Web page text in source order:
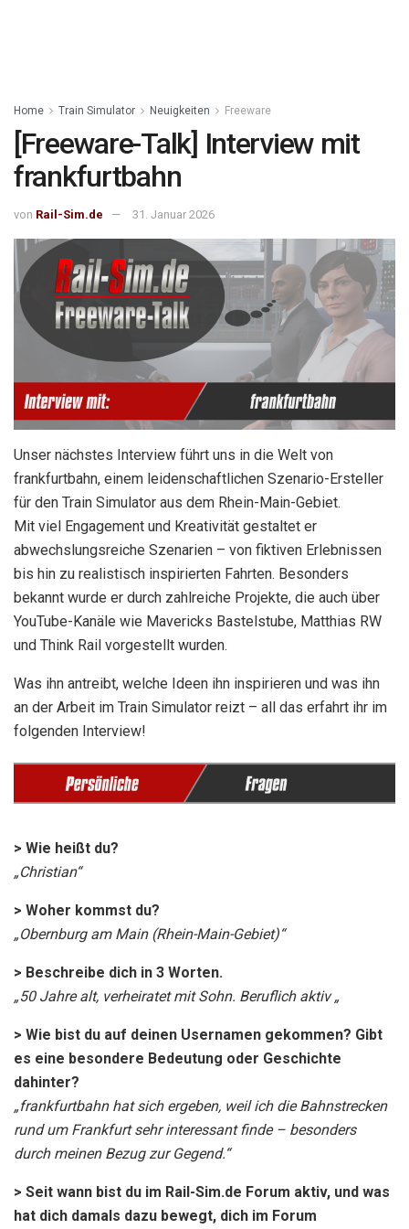
Home Train Simulator Neuigkeiten Freeware
[Freeware-Talk] Interview mit
frankfurtbahn
von Rail-Sim.de 31. Januar 2026
Unser nächstes Interview führt uns in die Welt von
frankfurtbahn, einem leidenschaftlichen Szenario-Ersteller
für den Train Simulator aus dem Rhein-Main-Gebiet.
Mit viel Engagement und Kreativität gestaltet er
abwechslungsreiche Szenarien – von fiktiven Erlebnissen
bis hin zu realistisch inspirierten Fahrten. Besonders
bekannt wurde er durch zahlreiche Projekte, die auch über
YouTube-Kanäle wie Mavericks Bastelstube, Matthias RW
und Think Rail vorgestellt wurden.
Was ihn antreibt, welche Ideen ihn inspirieren und was ihn
an der Arbeit im Train Simulator reizt – all das erfahrt ihr im
folgenden Interview!
> Wie heißt du?
„Christian“
> Woher kommst du?
„Obernburg am Main (Rhein-Main-Gebiet)“
> Beschreibe dich in 3 Worten.
„50 Jahre alt, verheiratet mit Sohn. Beruflich aktiv „
> Wie bist du auf deinen Usernamen gekommen? Gibt
es eine besondere Bedeutung oder Geschichte
dahinter?
„frankfurtbahn hat sich ergeben, weil ich die Bahnstrecken
rund um Frankfurt sehr interessant finde – besonders
durch meinen Bezug zur Gegend.“
> Seit wann bist du im Rail-Sim.de Forum aktiv, und was
hat dich damals dazu bewegt, dich im Forum